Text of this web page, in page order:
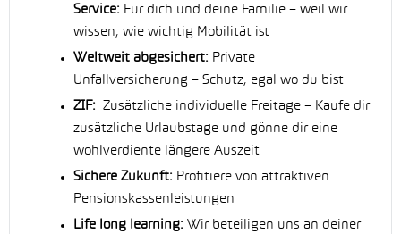
Service: Für dich und deine Familie – weil wir
wissen, wie wichtig Mobilität ist
Weltweit abgesichert: Private
Unfallversicherung – Schutz, egal wo du bist
ZIF:
Zusätzliche individuelle Freitage – Kaufe dir
zusätzliche Urlaubstage und gönne dir eine
wohlverdiente längere Auszeit
Sichere Zukunft: Profitiere von attraktiven
Pensionskassenleistungen
Life long learning: Wir beteiligen uns an deiner